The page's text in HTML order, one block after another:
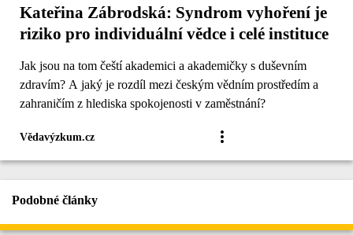
Kateřina Zábrodská: Syndrom vyhoření je
riziko pro individuální vědce i celé instituce
Jak jsou na tom čeští akademici a akademičky s duševním
zdravím? A jaký je rozdíl mezi českým vědním prostředím a
zahraničím z hlediska spokojenosti v zaměstnání?
Vědavýzkum.cz
Podobné články